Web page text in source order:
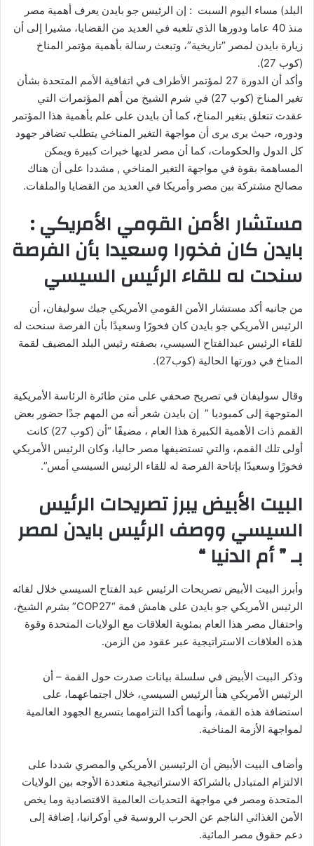
البلد) مساء اليوم السبت : إن الرئيس جو بايدن يعرف أهمية مصر
منذ 40 عاما ودورها الذي تلعبه في العديد من القضايا، مشيرا إلى أن
زيارة بايدن لمصر “تاريخية”، وتبعث رسالة بأهمية مؤتمر المناخ
(كوب 27).
وأكد أن الدورة 27 لمؤتمر الأطراف في اتفاقية الأمم المتحدة بشأن
تغير المناخ (كوب 27) في شرم الشيخ من أهم المؤتمرات التي
عقدت تتعلق بتغير المناخ، كما أن بايدن على علم بأهمية هذا المؤتمر
ودوره، حيث يرى يرى أن مواجهة التغير المناخي يتطلب تضافر جهود
كل الدول والحكومات، كما أن مصر لديها خبرات كبيرة ويمكن
المساهمة بقوة في مواجهة التغير المناخي , مشددا على أن هناك
مصالح مشتركة بين مصر وأمريكا في العديد من القضايا والملفات.
مستشار الأمن القومي الأمريكي :
بايدن كان فخورا وسعيدا بأن الفرصة
سنحت له للقاء الرئيس السيسي
من جانبه أكد مستشار الأمن القومي الأمريكي جيك سوليفان، أن
الرئيس الأمريكي جو بايدن كان فخورًا وسعيدًا بأن الفرصة سنحت له
للقاء الرئيس عبدالفتاح السيسي، بصفته رئيس البلد المضيف لقمة
المناخ في دورتها الحالية (كوب27).
وقال سوليفان في تصريح صحفي على متن طائرة الرئاسة الأمريكية
المتوجهة إلى كمبوديا ” إن بايدن شعر أنه من المهم جدًا حضور بعض
القمم ذات الأهمية الكبيرة هذا العام ، مضيفًا “أن (كوب 27) كانت
أولى تلك القمم، والتي تستضيفها مصر حاليا، وكان الرئيس الأمريكي
فخورًا وسعيدًا بإتاحة الفرصة له للقاء الرئيس السيسي أمس”.
البيت الأبيض يبرز تصريحات الرئيس
السيسي ووصف الرئيس بايدن لمصر
بـ ” أم الدنيا “
وأبرز البيت الأبيض تصريحات الرئيس عبد الفتاح السيسي خلال لقائه
الرئيس الأمريكي جو بايدن على هامش قمة “COP27” بشرم الشيخ،
واحتفال مصر هذا العام بمئوية العلاقات مع الولايات المتحدة وقوة
هذه العلاقات الاستراتيجية عبر عقود من الزمن.
وذكر البيت الأبيض في سلسلة بيانات صدرت حول القمة – أن
الرئيس الأمريكي هنأ الرئيس السيسي، خلال اجتماعهما، على
استضافة هذه القمة، وأنهما أكدا التزامهما بتسريع الجهود العالمية
لمواجهة الأزمة المناخية.
وأضاف البيت الأبيض أن الرئيسين الأمريكي والمصري شددا على
الالتزام المتبادل بالشراكة الاستراتيجية متعددة الأوجه بين الولايات
المتحدة ومصر في مواجهة التحديات العالمية الاقتصادية وما يخص
الأمن الغذائي الناجم عن الحرب الروسية في أوكرانيا، إضافة إلى
دعم حقوق مصر المائية.